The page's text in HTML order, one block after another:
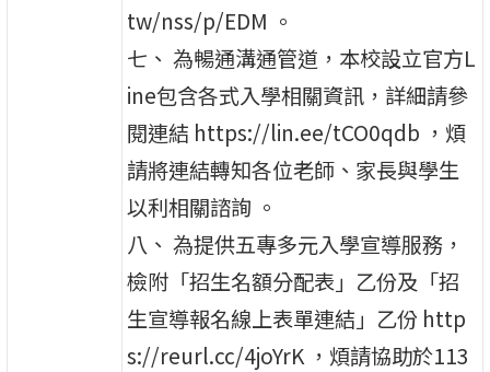
tw/nss/p/EDM 。
七、 為暢通溝通管道，本校設立官方L
ine包含各式入學相關資訊，詳細請參
閱連結 https://lin.ee/tCO0qdb ，煩
請將連結轉知各位老師、家長與學生
以利相關諮詢 。
八、 為提供五專多元入學宣導服務，
檢附「招生名額分配表」乙份及「招
生宣導報名線上表單連結」乙份 http
s://reurl.cc/4joYrK ，煩請協助於113